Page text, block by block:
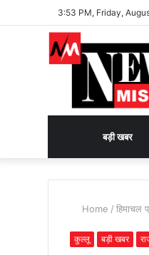
3:53 PM, Friday,
भक्ति
बड़ी खबर
Home / हिमाचल
कुल्लू बड़ी खबर